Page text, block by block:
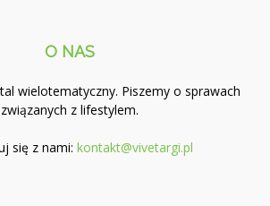
O NAS
wielotematyczny. Piszemy o sprawach
związanych z lifestylem.
się z nami: kontakt@vivetargi.pl